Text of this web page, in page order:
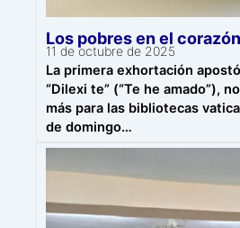
Los pobres en el
11 de octubre de 2025
La primera exhortación
“Dilexi te” (“Te he amado”),
más para las bibliotecas
de domingo…